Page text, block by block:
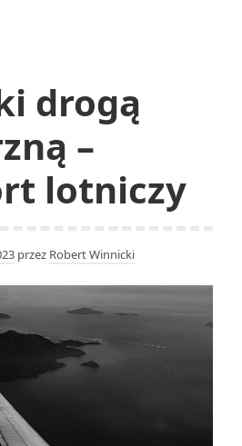
i
ładunków
drogą
–
lotniczy
przez Robert Winnicki